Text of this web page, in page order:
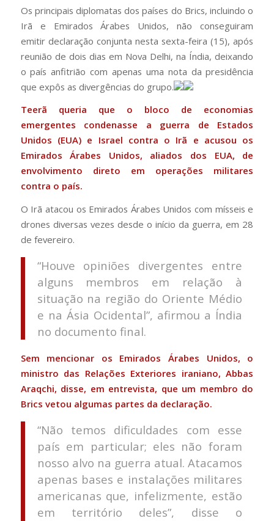
Os principais diplomatas dos países do Brics, incluindo o
Irã e Emirados Árabes Unidos, não conseguiram
emitir declaração conjunta nesta sexta-feira (15), após
reunião de dois dias em Nova Delhi, na Índia, deixando
o país anfitrião com apenas uma nota da presidência
que expôs as divergências do grupo.
Teerã queria que o bloco de economias
emergentes condenasse a guerra de Estados
Unidos (EUA) e Israel contra o Irã e acusou os
Emirados Árabes Unidos, aliados dos EUA, de
envolvimento direto em operações militares
contra o país.
O Irã atacou os Emirados Árabes Unidos com mísseis e
drones diversas vezes desde o início da guerra, em 28
de fevereiro.
“Houve opiniões divergentes entre
alguns membros em relação à
situação na região do Oriente Médio
e na Ásia Ocidental”, afirmou a Índia
no documento final.
Sem mencionar os Emirados Árabes Unidos, o
ministro das Relações Exteriores iraniano, Abbas
Araqchi, disse, em entrevista, que um membro do
Brics vetou algumas partes da declaração.
“Não temos dificuldades com esse
país em particular; eles não foram
nosso alvo na guerra atual. Atacamos
apenas bases e instalações militares
americanas que, infelizmente, estão
em território deles”, disse o